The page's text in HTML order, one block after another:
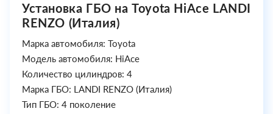
Установка ГБО на Toyota HiAce LANDI
RENZO (Италия)
Марка автомобиля: Toyota
Модель автомобиля: HiAce
Количество цилиндров: 4
Марка ГБО: LANDI RENZO (Италия)
Тип ГБО: 4 поколение